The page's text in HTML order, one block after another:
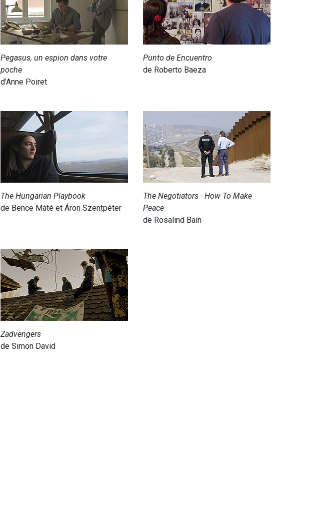
Pegasus, un espion dans votre
poche
d'Anne Poiret
Punto de Encuentro
de Roberto Baeza
The Hungarian Playbook
de Bence Máté et Áron Szentpéter
The Negotiators - How To Make
Peace
de Rosalind Bain
Zadvengers
de Simon David